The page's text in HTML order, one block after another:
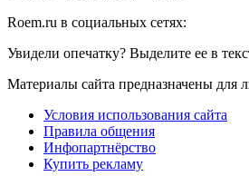
Roem.ru в социальных сетях:
Увидели опечатку? Выделите ее в
Материалы сайта предназначены для
Условия использования сайта
Правила общения
Инфопартнёрство
Купить рекламу